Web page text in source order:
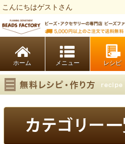
こんにちはゲストさん
ホーム レシピ